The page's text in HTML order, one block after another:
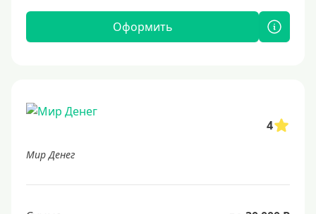
Оформить
4
Мир Денег